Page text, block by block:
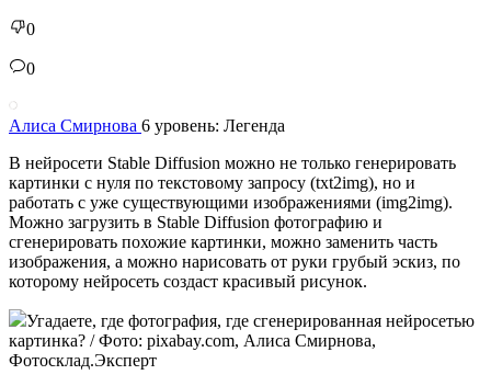
0
0
Алиса Смирнова 6 уровень: Легенда
В нейросети Stable Diffusion можно не только генерировать
картинки с нуля по текстовому запросу (txt2img), но и
работать с уже существующими изображениями (img2img).
Можно загрузить в Stable Diffusion фотографию и
сгенерировать похожие картинки, можно заменить часть
изображения, а можно нарисовать от руки грубый эскиз, по
которому нейросеть создаст красивый рисунок.
Угадаете, где фотография, где сгенерированная нейросетью
картинка? / Фото: pixabay.com, Алиса Смирнова,
Фотосклад.Эксперт